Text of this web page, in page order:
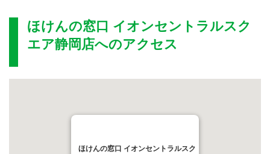
ほけんの窓口 イオンセントラルスク
エア静岡店へのアクセス
ほけんの窓口 イオンセントラルスク